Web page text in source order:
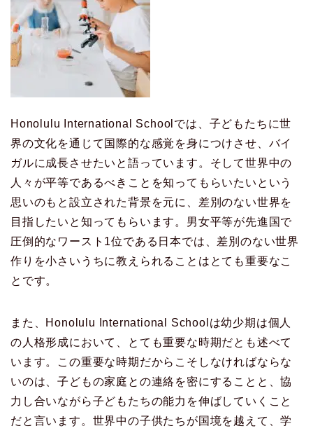
Honolulu International Schoolでは、子どもたちに世
界の文化を通じて国際的な感覚を身につけさせ、バイ
ガルに成長させたいと語っています。そして世界中の
人々が平等であるべきことを知ってもらいたいという
思いのもと設立された背景を元に、差別のない世界を
目指したいと知ってもらいます。男女平等が先進国で
圧倒的なワースト1位である日本では、差別のない世界
作りを小さいうちに教えられることはとても重要なこ
とです。
また、Honolulu International Schoolは幼少期は個人
の人格形成において、とても重要な時期だとも述べて
います。この重要な時期だからこそしなければならな
いのは、子どもの家庭との連絡を密にすることと、協
力し合いながら子どもたちの能力を伸ばしていくこと
だと言います。世界中の子供たちが国境を越えて、学